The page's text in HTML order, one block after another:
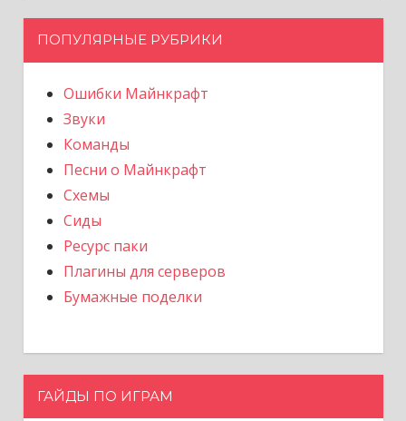
ПОПУЛЯРНЫЕ РУБРИКИ
Ошибки Майнкрафт
Звуки
Команды
Песни о Майнкрафт
Схемы
Сиды
Ресурс паки
Плагины для серверов
Бумажные поделки
ГАЙДЫ ПО ИГРАМ